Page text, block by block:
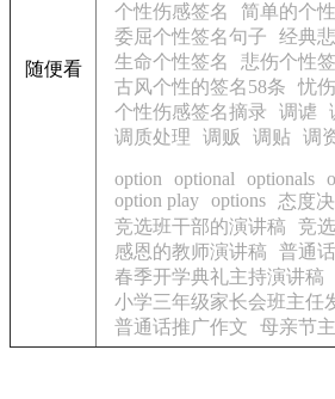
随便看
个性伤感签名
简单的个
委屈个性签名句子
经典
生命个性签名
悲伤个性
古风个性的签名58条
忧
个性伤感签名摘录
调谑
调质处理
调贩 调贴 调
option
optional optionals
option play options
态度
竞选班干部的演讲稿
竞
感恩的教师演讲稿
普通
春季开学典礼主持演讲稿
小学三年级家长会班主任
普通话推广作文
母亲节